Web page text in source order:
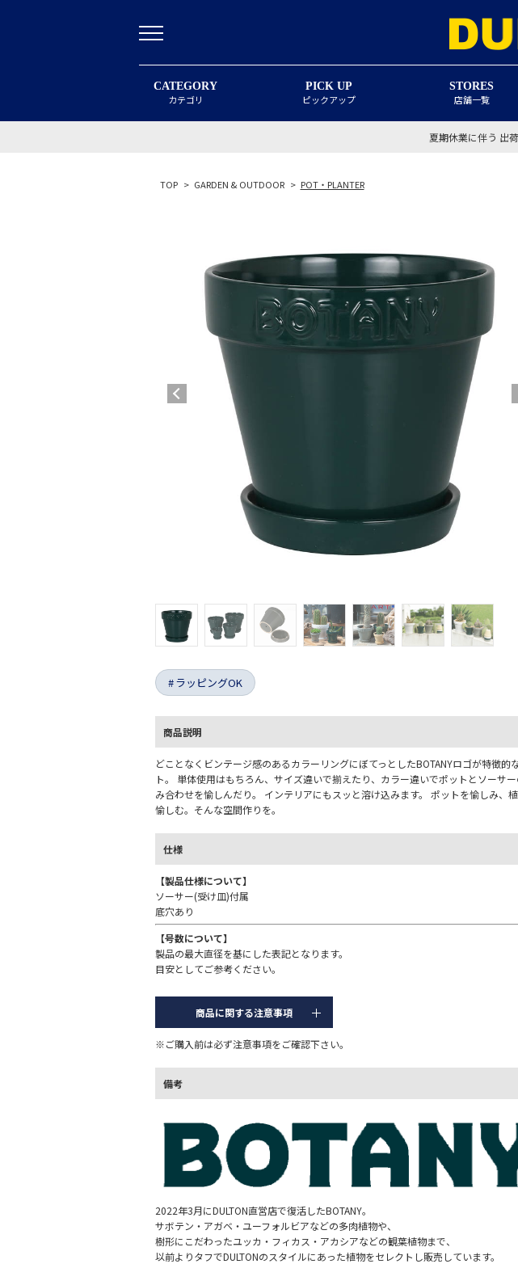
CATEGORY
カテゴリ
PICK UP
ピックアップ
STORES
店舗一覧
夏期休業に伴う 出
TOP > GARDEN & OUTDOOR > POT・PLANTER
ラッピングOK
商品説明
どことなくビンテージ感のあるカラーリングにぼてっとしたBOTANYロゴが特徴的
ト。 単体使用はもちろん、サイズ違いで揃えたり、カラー違いでポットとソーサ
み合わせを愉しんだり。 インテリアにもスッと溶け込みます。 ポットを愉しみ、
愉しむ。そんな空間作りを。
仕様
【製品仕様について】
ソーサー(受け皿)付属
底穴あり
【号数について】
製品の最大直径を基にした表記となります。
目安としてご参考ください。
商品に関する注意事項
※ご購入前は必ず注意事項をご確認下さい。
備考
2022年3月にDULTON直営店で復活したBOTANY。
サボテン・アガベ・ユーフォルビアなどの多肉植物や、
樹形にこだわったユッカ・フィカス・アカシアなどの観葉植物まで、
以前よりタフでDULTONのスタイルにあった植物をセレクトし販売しています。